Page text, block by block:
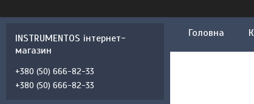
Головна
INSTRUMENTOS інтернет-
магазин
+380 (50) 666-82-33
+380 (50) 666-82-33